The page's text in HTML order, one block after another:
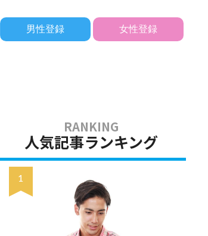
男性登録 女性登録
人気記事ランキング